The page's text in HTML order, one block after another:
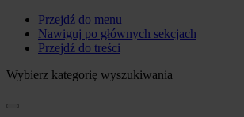
Przejdź do menu
Nawiguj po głównych sekcjach
Przejdź do treści
Wybierz kategorię wyszukiwania